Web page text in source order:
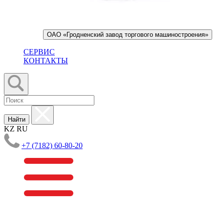
ОАО «Гродненский завод торгового машиностроения»
СЕРВИС
КОНТАКТЫ
Найти
KZ RU
+7 (7182) 60-80-20